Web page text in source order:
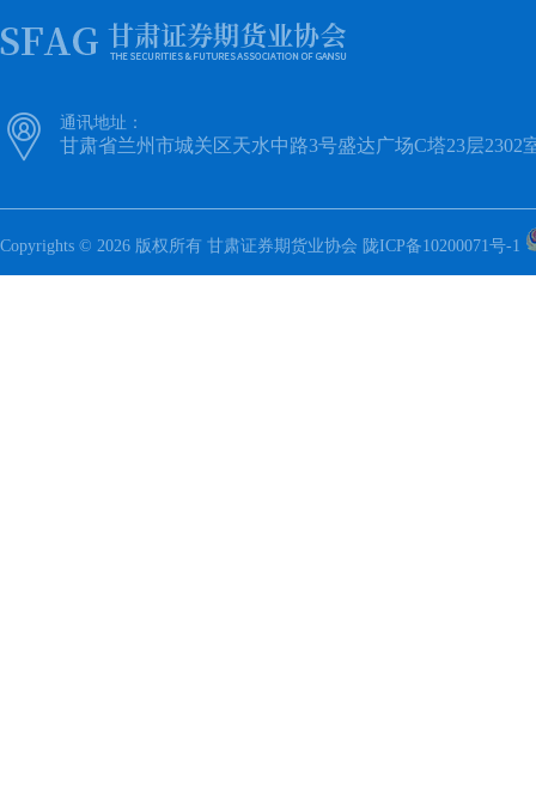
 通讯地址：
甘肃省兰州市城关区天水中路3号盛达广场C塔23层2302
Copyrights © 2026 版权所有 甘肃证券期货业协会 陇ICP备10200071号-1